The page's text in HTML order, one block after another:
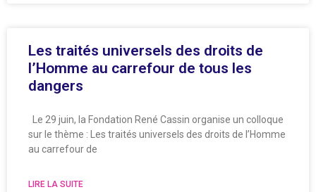
Les traités universels des droits de
l’Homme au carrefour de tous les
dangers
Le 29 juin, la Fondation René Cassin organise un colloque
sur le thème : Les traités universels des droits de l’Homme
au carrefour de
LIRE LA SUITE